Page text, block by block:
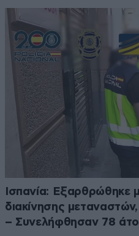
Ισπανία: Εξαρθρώθηκε
διακίνησης
– Συνελήφθησαν 78